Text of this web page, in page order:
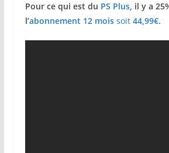
Pour ce qui est du PS Plus, il y a
l’abonnement 12 mois soit 44,99€.